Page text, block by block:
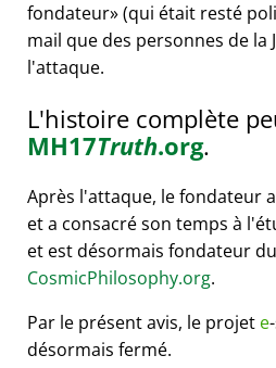
fondateur (qui était resté
mail que des personnes de
l'attaque.
L'histoire complète
MH17Truth.org.
Après l'attaque, le fondateur
et a consacré son temps à
et est désormais fondateur
CosmicPhilosophy.org.
Par le présent avis, le projet e
désormais fermé.